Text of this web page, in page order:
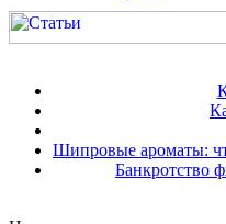
Шипровые ароматы:
Банкротство